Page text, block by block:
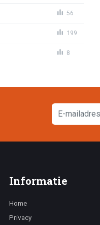
56
199
8
Informatie
Home
Privacy